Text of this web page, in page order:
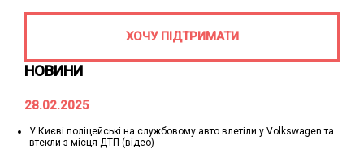
НОВИНИ
28.02.2025
У Києві поліцейські на службовому авто влетіли у Volkswagen та
втекли з місця ДТП (відео)
ХОЧУ ПІДТРИМАТИ